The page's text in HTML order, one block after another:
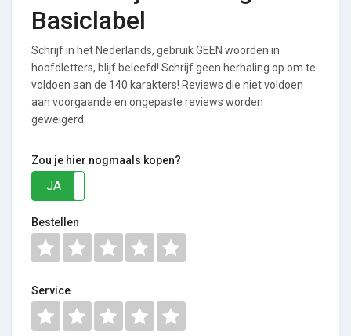
Basiclabel
Schrijf in het Nederlands, gebruik GEEN woorden in
hoofdletters, blijf beleefd! Schrijf geen herhaling op om te
voldoen aan de 140 karakters! Reviews die niet voldoen
aan voorgaande en ongepaste reviews worden
geweigerd.
Zou je hier nogmaals kopen?
JA
Bestellen
Service